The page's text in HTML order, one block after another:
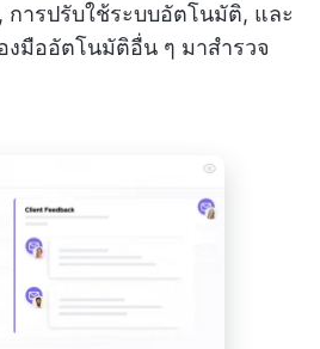
การปรับใช้ระบบอัตโนมัติ, และ
งมืออัตโนมัติอื่น ๆ มาสำรวจ